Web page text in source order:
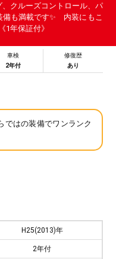
クルーズコントロール、パ
備も満載です✨ 内装にもこ
年保証付》
車検
2年付
修復歴
あり
ではの装備でワンランク
H25(2013)年
2年付